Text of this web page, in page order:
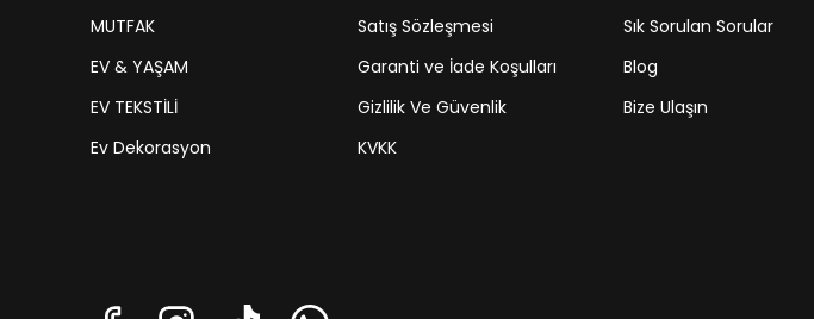
MUTFAK
EV & YAŞAM
EV TEKSTİLİ
Ev Dekorasyon
Satış Sözleşmesi
Garanti ve İade Koşulları
Gizlilik Ve Güvenlik
KVKK
Sık Sorulan Sorular
Blog
Bize Ulaşın